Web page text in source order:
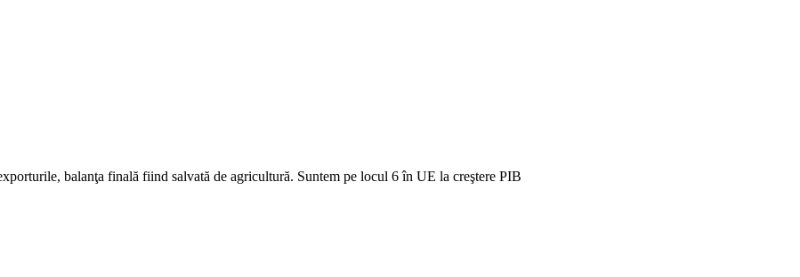
balanţa finală fiind salvată de agricultură. Suntem pe locul 6 în UE la creştere PIB